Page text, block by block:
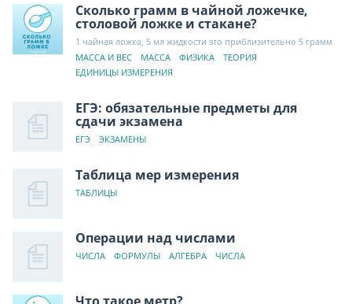
Сколько грамм в чайной ложечке,
столовой ложке и стакане?
1 чайная ложка, 5 мл жидкости это приблизительно 5 грамм
МАССА И ВЕС
МАССА ФИЗИКА
ТЕОРИЯ
ЕДИНИЦЫ ИЗМЕРЕНИЯ
ЕГЭ: обязательные предметы для
сдачи экзамена
ЕГЭ ЭКЗАМЕНЫ
Таблица мер измерения
ТАБЛИЦЫ
Операции над числами
ЧИСЛА ФОРМУЛЫ АЛГЕБРА ЧИСЛА